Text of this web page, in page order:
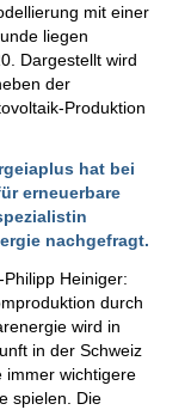
mit einer
liegen
Dargestellt wird
der
Produktion
hat bei
erneuerbare
nachgefragt.
Philipp Heiniger:
durch
wird in
in der Schweiz
immer wichtigere
spielen. Die